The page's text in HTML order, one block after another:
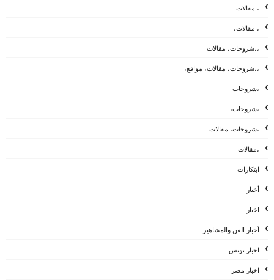
، مقالات
، مقالات،
،،شروحات، مقالات
،،شروحات، مقالات، مواقع،
،شروحات
،شروحات،
،شروحات، مقالات
،مقالات
ابتكارات
أخبار
اخبار
أخبار الفن والمشاهير
اخبار تونس
اخبار مصر